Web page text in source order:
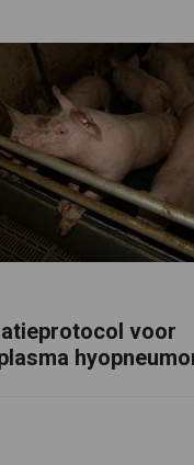
voor